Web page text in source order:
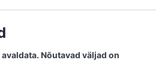
Nõutavad väljad on